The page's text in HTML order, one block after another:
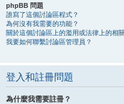
phpBB 問題
誰寫了這個討論區程式？
為何沒有我需要的功能？
關於這個討論區上的濫用或法律上的相
我要如何聯繫討論區管理員？
登入和註冊問題
為什麼我需要註冊？